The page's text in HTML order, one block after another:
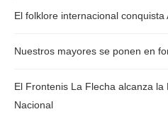
El folklore internacional conquista
Nuestros mayores se ponen en
El Frontenis La Flecha alcanza la
Nacional